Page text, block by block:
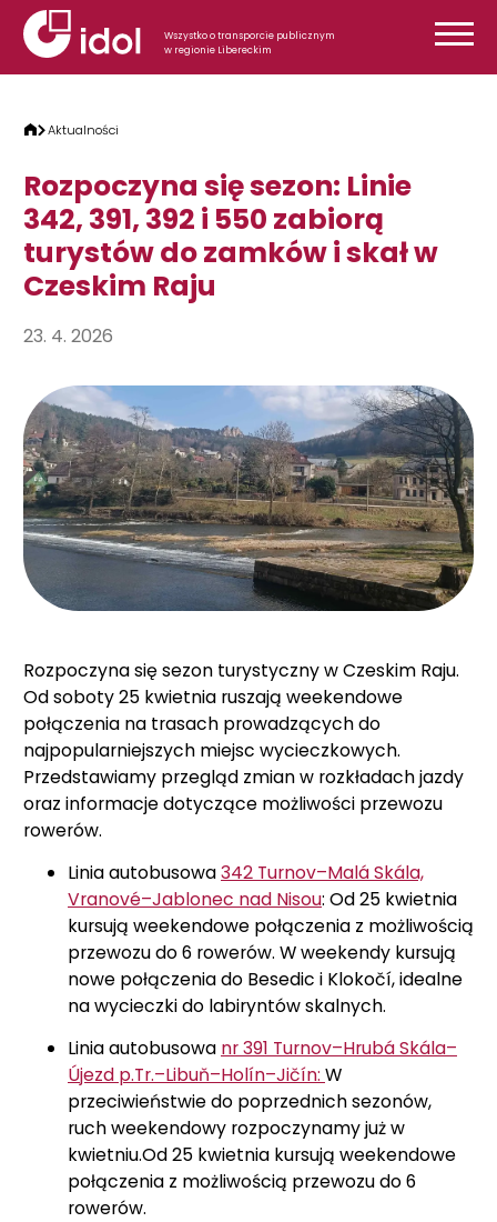
Przejdź do treści
Wszystko o transporcie publicznym
w regionie Libereckim
Aktualności
Rozpoczyna się sezon: Linie
342, 391, 392 i 550 zabiorą
turystów do zamków i skał w
Czeskim Raju
23. 4. 2026
Rozpoczyna się sezon turystyczny w Czeskim Raju.
Od soboty 25 kwietnia ruszają weekendowe
połączenia na trasach prowadzących do
najpopularniejszych miejsc wycieczkowych.
Przedstawiamy przegląd zmian w rozkładach jazdy
oraz informacje dotyczące możliwości przewozu
rowerów.
Linia autobusowa342 Turnov–Malá Skála,
Vranové–Jablonec nad Nisou: Od 25 kwietnia
kursują weekendowe połączenia z możliwością
przewozu do 6 rowerów. W weekendy kursują
nowe połączenia do Besedic i Klokočí, idealne
na wycieczki do labiryntów skalnych.
Linia autobusowa nr 391 Turnov–Hrubá Skála–
Újezd p.Tr.–Libuň–Holín–Jičín: W
przeciwieństwie do poprzednich sezonów,
ruch weekendowy rozpoczynamy już w
kwietniu.Od 25 kwietnia kursują weekendowe
połączenia z możliwością przewozu do 6
rowerów.